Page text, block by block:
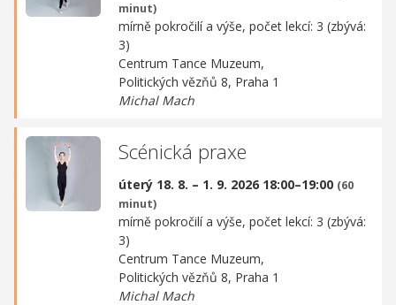
minut)
mírně pokročilí a výše, počet lekcí: 3 (zbývá:
3)
Centrum Tance Muzeum,
Politických vězňů 8, Praha 1
Michal Mach
Scénická praxe
úterý 18. 8. – 1. 9. 2026 18:00–19:00 (60
minut)
mírně pokročilí a výše, počet lekcí: 3 (zbývá:
3)
Centrum Tance Muzeum,
Politických vězňů 8, Praha 1
Michal Mach